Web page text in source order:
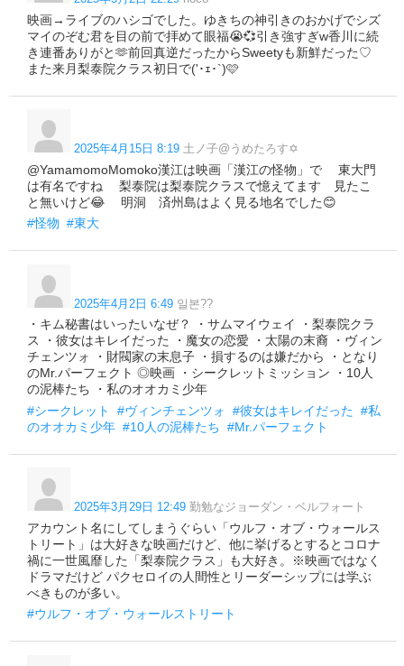
映画→ライブのハシゴでした。ゆきちの神引きのおかげでシズ
マイのぞむ君を目の前で拝めて眼福😭💞引き強すぎw香川に続
き連番ありがと🫶前回真逆だったからSweetyも新鮮だった♡
また来月梨泰院クラス初日で('･ｪ･`)🩷
2025年4月15日 8:19 土ノ子@うめたろす✡️
@YamamomoMomoko漢江は映画「漢江の怪物」で 東大門
は有名ですね 梨泰院は梨泰院クラスで憶えてます 見たこ
と無いけど😂 明洞 済州島はよく見る地名でした😊
#怪物 #東大
2025年4月2日 6:49 일본??
・キム秘書はいったいなぜ？ ・サムマイウェイ ・梨泰院クラ
ス ・彼女はキレイだった ・魔女の恋愛 ・太陽の末裔 ・ヴィン
チェンツォ ・財閥家の末息子 ・損するのは嫌だから ・となり
のMr.パーフェクト ◎映画 ・シークレットミッション ・10人
の泥棒たち ・私のオオカミ少年
#シークレット
#ヴィンチェンツォ #彼女はキレイだった #私
のオオカミ少年 #10人の泥棒たち #Mr.パーフェクト
2025年3月29日 12:49 勤勉なジョーダン・ベルフォート
アカウント名にしてしまうぐらい「ウルフ・オブ・ウォールス
トリート」は大好きな映画だけど、他に挙げるとするとコロナ
禍に一世風靡した「梨泰院クラス」も大好き。※映画ではなく
ドラマだけど パクセロイの人間性とリーダーシップには学ぶ
べきものが多い。
#ウルフ・オブ・ウォールストリート